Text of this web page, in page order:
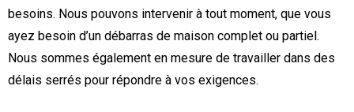
besoins. Nous pouvons intervenir à tout moment, que vous
ayez besoin d’un débarras de maison complet ou partiel.
Nous sommes également en mesure de travailler dans des
délais serrés pour répondre à vos exigences.